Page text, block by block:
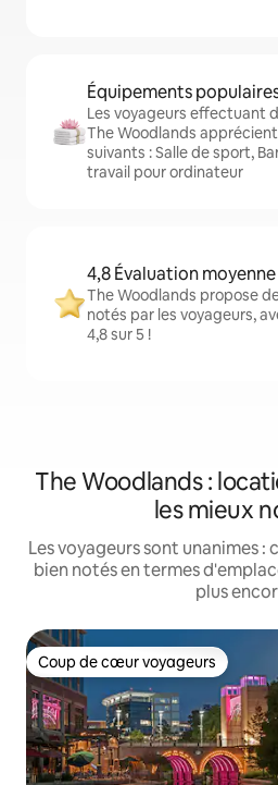
Équipements
Les voyageurs effectuant
The Woodlands
suivants : Salle de sport,
travail pour ordinateur
4,8 Évaluation moyenne
The Woodlands propose
notés par les voyageurs,
4,8 sur 5 !
The Woodlands :
les mieux
Les voyageurs sont unanimes
bien notés en termes
plus
Coup de cœur voyageurs
Coup de cœur voyageurs